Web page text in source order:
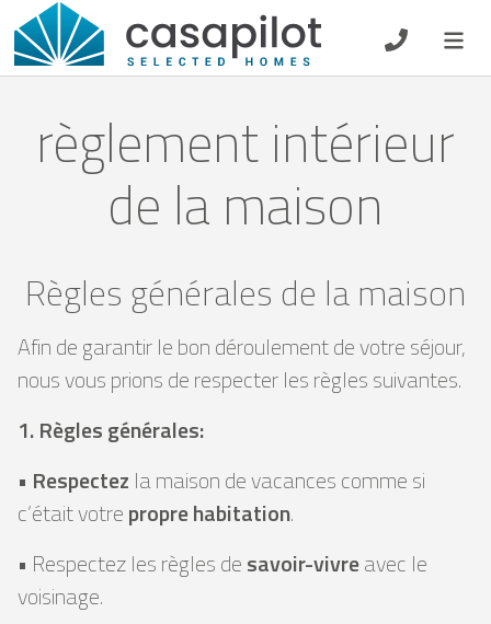
Petit-déjeuner
règlement intérieur
de la maison
Règles générales de la maison
Afin de garantir le bon déroulement de votre séjour,
nous vous prions de respecter les règles suivantes.
1. Règles générales:
• Respectez la maison de vacances comme si
c’était votrepropre habitation.
• Respectez les règles desavoir-vivreavec le
voisinage.